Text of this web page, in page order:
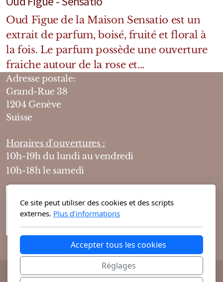
Oud Figue de la Maison Sensatio est un
extrait de parfum, boisé, fruité et floral à
la fois. Le parfum possède une ouverture
fraiche autour de la rose et...
Adresse postale:
Grand-Rue 38
1204 Genève
Suisse
Horaires d'ouvertures :
10h-19h du lundi au vendredi
10h-18h le samedi
@ 2026 Theodora Haute Parfumerie vous
Ce site peut utiliser des cookies et des scripts
externes. Plus d'informations
Accepter tous les cookies
Réglages